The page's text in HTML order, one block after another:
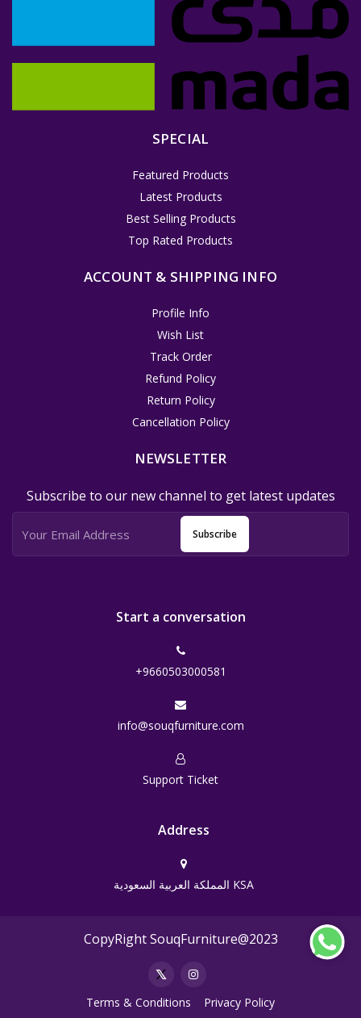
SPECIAL
Featured Products
Latest Products
Best Selling Products
Top Rated Products
ACCOUNT & SHIPPING INFO
Profile Info
Wish List
Track Order
Refund Policy
Return Policy
Cancellation Policy
NEWSLETTER
Subscribe to our new channel to get latest updates
Subscribe
Start a conversation
+9660503000581
info@souqfurniture.com
Support Ticket
Address
المملكة العربية السعودية KSA
CopyRight SouqFurniture@2023
Terms & Conditions Privacy Policy